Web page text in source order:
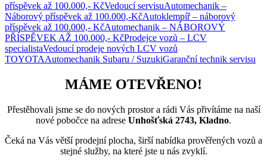
příspěvek až 100.000,- KčVedoucí servisuAutomechanik –
Náborový příspěvek až 100.000,-KčAutoklempíř – náborový
příspěvek až 100.000,- KčAutomechanik – NÁBOROVÝ
PŘÍSPĚVEK AŽ 100.000,- KčProdejce vozů – LCV
specialistaVedoucí prodeje nových LCV vozů
TOYOTAAutomechanik Subaru / SuzukiGaranční technik servisu
MÁME OTEVŘENO!
Přestěhovali jsme se do nových prostor a rádi Vás přivítáme na naší
nové pobočce na adrese Unhošťská 2743, Kladno.
Čeká na Vás větší prodejní plocha, širší nabídka prověřených vozů a
stejné služby, na které jste u nás zvyklí.